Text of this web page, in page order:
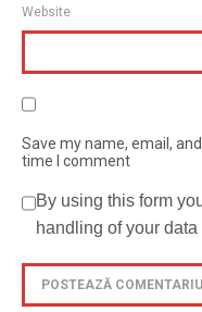
Website
Save my name, email,
time I comment
By using this form
handling of your